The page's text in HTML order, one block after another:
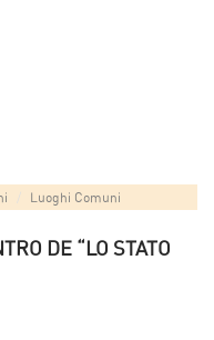
Luoghi Comuni
DE “LO STATO